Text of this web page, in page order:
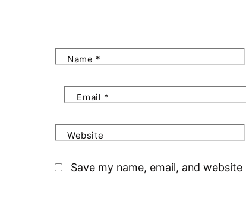
Name *
Email *
Website
Save my name, email, and